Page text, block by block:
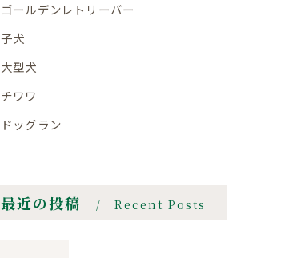
ゴールデンレトリーバー
子犬
大型犬
チワワ
ドッグラン
最近の投稿 Recent Posts